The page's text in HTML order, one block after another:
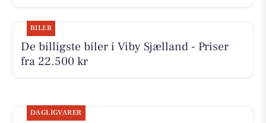
BILER
De billigste biler i Viby Sjælland - Priser
fra 22.500 kr
DAGLIGVARER